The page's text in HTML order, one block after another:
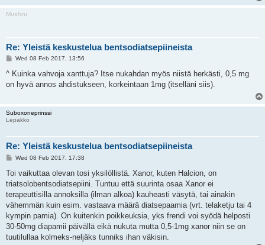
Mushru
Re: Yleistä keskustelua bentsodiatsepiineista
P
s
Wed 08 Feb 2017, 13:56
^ Kuinka vahvoja xanttuja? Itse nukahdan myös niistä herkästi, 0,5 mg
on hyvä annos ahdistukseen, korkeintaan 1mg (itselläni siis).
Suboxoneprinssi
Lepakko
Re: Yleistä keskustelua bentsodiatsepiineista
P
s
Wed 08 Feb 2017, 17:38
Toi vaikuttaa olevan tosi yksilöllistä. Xanor, kuten Halcion, on
triatsolobentsodiatsepiini. Tuntuu että suurinta osaa Xanor ei
terapeuttisilla annoksilla (ilman alkoa) kauheasti väsytä, tai ainakin
vähemmän kuin esim. vastaava määrä diatsepaamia (vrt. telaketju tai 4
kympin pamia). On kuitenkin poikkeuksia, yks frendi voi syödä helposti
30-50mg diapamii päivällä eikä nukuta mutta 0,5-1mg xanor niin se on
tuutilullaa kolmeks-neljäks tunniks ihan väkisin.